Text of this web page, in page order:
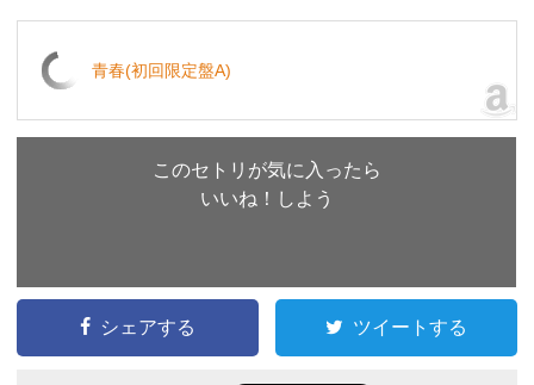
青春(初回限定盤A)
このセトリが気に入ったら
いいね！しよう
シェアする ツイートする